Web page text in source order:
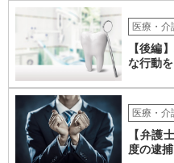
医療・介
【後編
な行動
医療・介
【弁護
度の逮